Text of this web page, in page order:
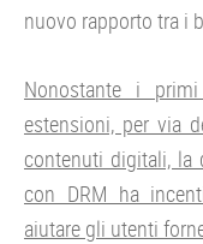
nuovo rapporto tra i
Nonostante i
estensioni, per via
contenuti digitali, la
con DRM ha
aiutare gli utenti